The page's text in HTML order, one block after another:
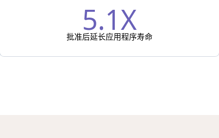
5.1X
批准后延长应用程序寿命